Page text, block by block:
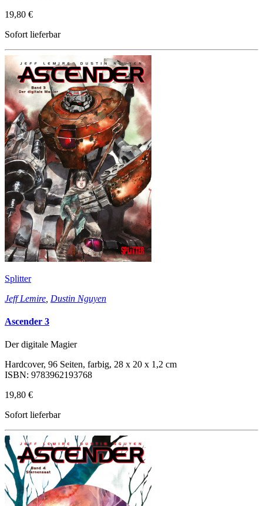
19,80 €
Sofort lieferbar
Splitter
Jeff Lemire Dustin Nguyen
Ascender 3
Der digitale Magier
Hardcover, 96 Seiten, farbig, 28 x 20 x 1,2 cm
ISBN: 9783962193768
19,80 €
Sofort lieferbar